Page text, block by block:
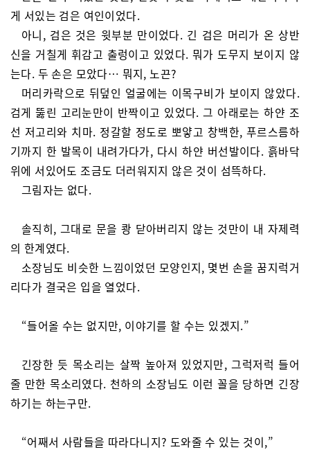
게 서있는 검은 여인이었다.
아니, 검은 것은 윗부분 만이었다. 긴 검은 머리가 온 상반
신을 거칠게 휘감고 출렁이고 있었다. 뭐가 도무지 보이지 않
는다. 두 손은 모았다… 뭐지, 노끈?
머리카락으로 뒤덮인 얼굴에는 이목구비가 보이지 않았다.
검게 뚫린 고리눈만이 반짝이고 있었다. 그 아래로는 하얀 조
선 저고리와 치마. 정갈할 정도로 뽀얗고 창백한, 푸르스름하
기까지 한 발목이 내려가다가, 다시 하얀 버선발이다. 흙바닥
위에 서있어도 조금도 더러워지지 않은 것이 섬뜩하다.
그림자는 없다.
솔직히, 그대로 문을 쾅 닫아버리지 않는 것만이 내 자제력
의 한계였다.
소장님도 비슷한 느낌이었던 모양인지, 몇번 손을 꿈지럭거
리다가 결국은 입을 열었다.
“들어올 수는 없지만, 이야기를 할 수는 있겠지.”
긴장한 듯 목소리는 살짝 높아져 있었지만, 그럭저럭 들어
줄 만한 목소리였다. 천하의 소장님도 이런 꼴을 당하면 긴장
하기는 하는구만.
“어째서 사람들을 따라다니지? 도와줄 수 있는 것이,”